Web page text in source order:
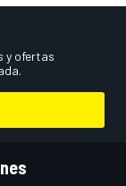
y ofertas